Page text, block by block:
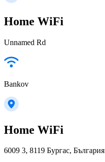
Home WiFi
Unnamed Rd
Bankov
Home WiFi
6009 3, 8119 Бургас, България